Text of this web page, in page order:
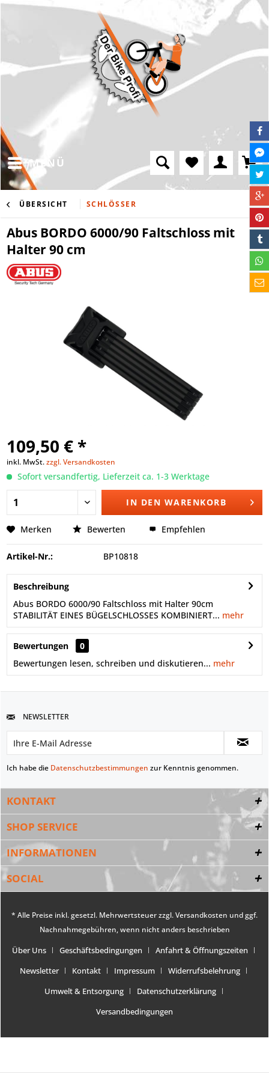
MENÜ
ÜBERSICHT SCHLÖSSER
Abus BORDO 6000/90 Faltschloss mit
Halter 90 cm
109,50 € *
inkl. MwSt.zzgl. Versandkosten
Sofort versandfertig, Lieferzeit ca. 1-3 Werktage
IN DEN WARENKORB
Merken Bewerten Empfehlen
Artikel-Nr.: BP10818
Beschreibung
Abus BORDO 6000/90 Faltschloss mit Halter 90cm
STABILITÄT EINES BÜGELSCHLOSSES KOMBINIERT... mehr
Bewertungen
0
Bewertungen lesen, schreiben und diskutieren... mehr
NEWSLETTER
Ich habe die Datenschutzbestimmungen zur Kenntnis genommen.
KONTAKT
SHOP SERVICE
INFORMATIONEN
SOCIAL
* Alle Preise inkl. gesetzl. Mehrwertsteuer zzgl.Versandkosten und ggf.
Nachnahmegebühren, wenn nicht anders beschrieben
Über Uns Geschäftsbedingungen
Anfahrt & Öffnungszeiten
Newsletter
Kontakt Impressum
Widerrufsbelehrung
Umwelt & Entsorgung
Datenschutzerklärung
Versandbedingungen